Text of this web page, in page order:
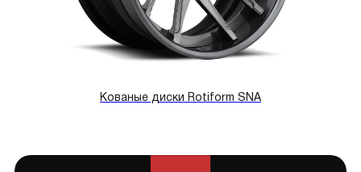
Кованые диски Rotiform SNA